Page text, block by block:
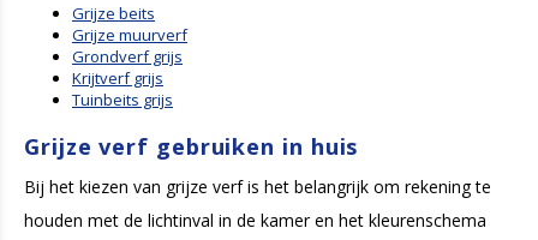
Grijze beits
Grijze muurverf
Grondverf grijs
Krijtverf grijs
Tuinbeits grijs
Grijze verf gebruiken in huis
Bij het kiezen van grijze verf is het belangrijk om rekening te
houden met de lichtinval in de kamer en het kleurenschema